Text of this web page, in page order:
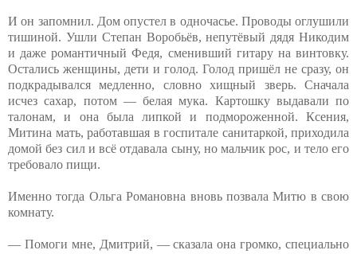
И он запомнил. Дом опустел в одночасье. Проводы оглушили
тишиной. Ушли Степан Воробьёв, непутёвый дядя Никодим
и даже романтичный Федя, сменивший гитару на винтовку.
Остались женщины, дети и голод. Голод пришёл не сразу, он
подкрадывался медленно, словно хищный зверь. Сначала
исчез сахар, потом — белая мука. Картошку выдавали по
талонам, и она была липкой и подмороженной. Ксения,
Митина мать, работавшая в госпитале санитаркой, приходила
домой без сил и всё отдавала сыну, но мальчик рос, и тело его
требовало пищи.
Именно тогда Ольга Романовна вновь позвала Митю в свою
комнату.
— Помоги мне, Дмитрий, — сказала она громко, специально